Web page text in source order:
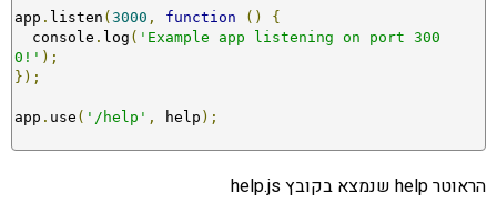
app . listen ( 3000 , function ()
{
  console
. log ( 'Example app listening on port 300
0!' );
});
app . use ( '/help' , help );
הראוטר help שנמצא בקובץ help.js